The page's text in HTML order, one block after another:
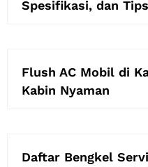
Spesifikasi, dan
Flush AC Mobil di
Kabin Nyaman
Daftar Bengkel